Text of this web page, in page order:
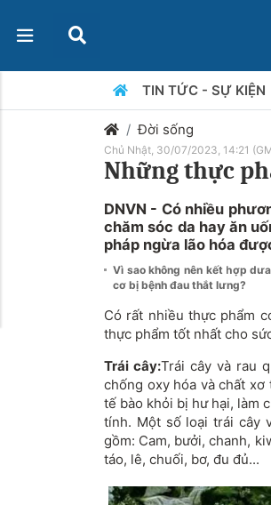
TIN TỨC - SỰ KIỆN
Đời sống
Chủ Nhật, 30/07/2023, 14:21
Những thực
DNVN - Có nhiều
chăm sóc da hay ăn
pháp ngừa lão hóa
Vì sao không nên kết hợp
cơ bị bệnh đau thắt lưng?
Có rất nhiều thực phẩm
thực phẩm tốt nhất cho
Trái cây:Trái cây và rau
chống oxy hóa và chất
tế bào khỏi bị hư hại, làm
tính. Một số loại trái cây
gồm: Cam, bưởi, chanh,
táo, lê, chuối, bơ, đu đủ...